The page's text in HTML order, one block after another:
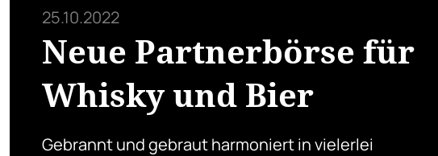
25.10.2022
Neue Partnerbörse für
Whisky und Bier
Gebrannt und gebraut harmoniert in vielerlei